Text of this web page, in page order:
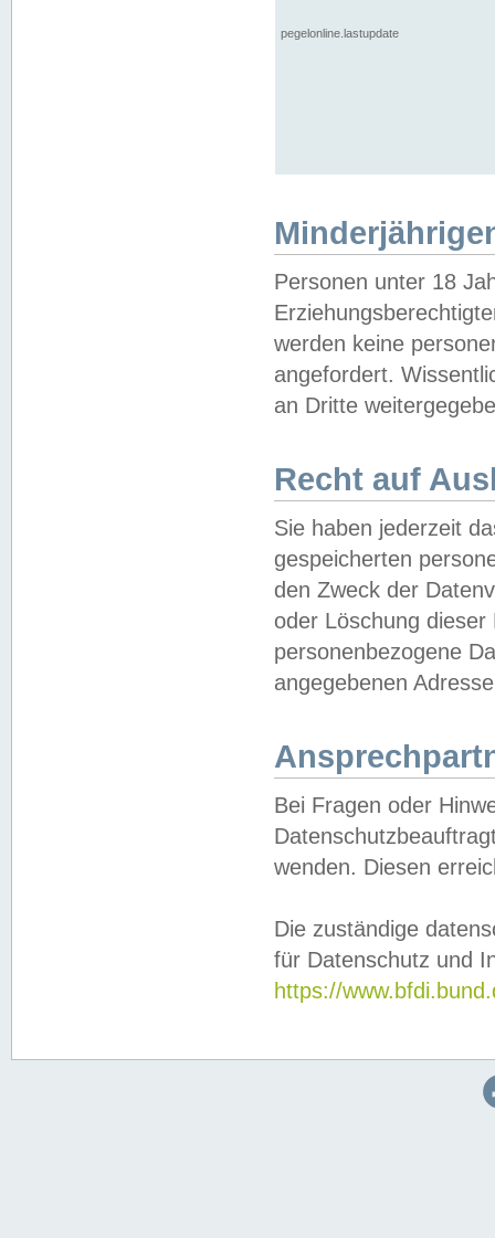
pegelonline.lastupdate
Personen unter 18
werden keine
angefordert.
an Dritte
Recht auf
Sie haben jederzeit
gespeicherten
den Zweck der
oder Löschung
personenbezogene
angegebenen
Bei Fragen oder
wenden. Diesen
Die zuständige
für Datenschutz und
https://